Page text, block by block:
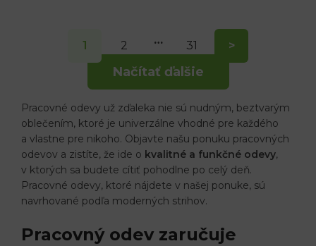
Načítať ďalšie
1 2 … 31 >
Pracovné odevy už zďaleka nie sú nudným, beztvarým
oblečením, ktoré je univerzálne vhodné pre každého
a vlastne pre nikoho. Objavte našu ponuku pracovných
odevov a zistíte, že ide o kvalitné a funkčné odevy,
v ktorých sa budete cítiť pohodlne po celý deň.
Pracovné odevy, ktoré nájdete v našej ponuke, sú
navrhované podľa moderných strihov.
Pracovný odev zaručuje